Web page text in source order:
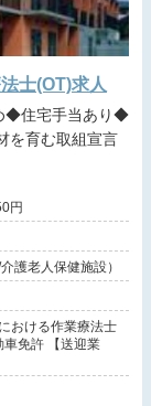
士(OT)求人
を育む取組宣言
円
護老人保健施設）
おける作業療法士
免許 【送迎業